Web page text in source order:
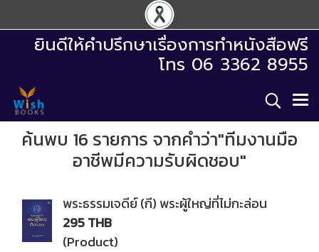
ยินดีให้คำปรึกษาเรื่องการทำหนังสือฟรี
โทร 06 3362 8955
ค้นพบ 16 รายการ จากคำว่า"ทีมงานมือ
อาชีพมีความรับผิดชอบ"
พระธรรมเจดีย์ (กี) พระผู้ใหญ่ที่ไม่กะล่อน
295 THB
(Product)